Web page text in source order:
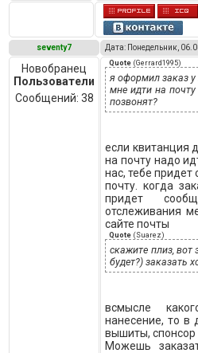
seventy7 Дата: Понедельник,
Новобранец
Пользователи
Сообщений: 38
Quote (Gerrard1995)
я оформил заказ
мне идти на
позвонят?
если квитанция
на почту надо
нас, тебе
почту. когда
придет
отслеживания
сайте почты
Quote (Suarez)
скажите плиз, вот
будет?) заказать
всмысле
нанесение, то в
вышиты,
Можешь